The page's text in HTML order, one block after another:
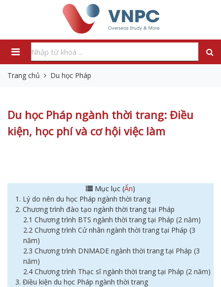
Trang chủ Du học Pháp
Du học Pháp ngành thời trang: Điều
kiện, học phí và cơ hội việc làm
Mục lục (Ẩn)
1. Lý do nên du học Pháp ngành thời trang
2. Chương trình đào tạo ngành thời trang tại Pháp
2.1 Chương trình BTS ngành thời trang tại Pháp (2 năm)
2.2 Chương trình Cử nhân ngành thời trang tại Pháp (3
năm)
2.3 Chương trình DNMADE ngành thời trang tại Pháp (3
năm)
2.4 Chương trình Thạc sĩ ngành thời trang tại Pháp (2 năm)
3. Điều kiện du học Pháp ngành thời trang